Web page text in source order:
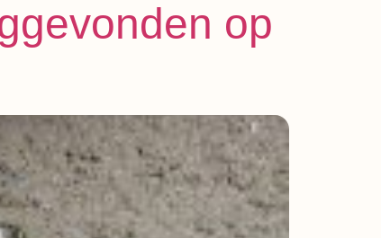
op